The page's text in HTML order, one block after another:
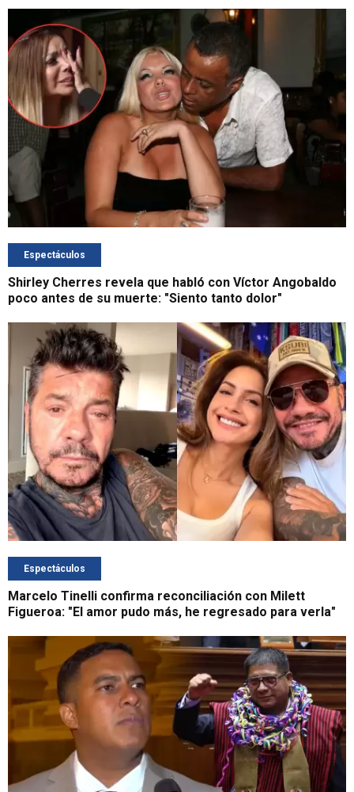
Espectáculos
Shirley Cherres revela que habló con Víctor Angobaldo
poco antes de su muerte: "Siento tanto dolor"
Espectáculos
Marcelo Tinelli confirma reconciliación con Milett
Figueroa: "El amor pudo más, he regresado para verla"